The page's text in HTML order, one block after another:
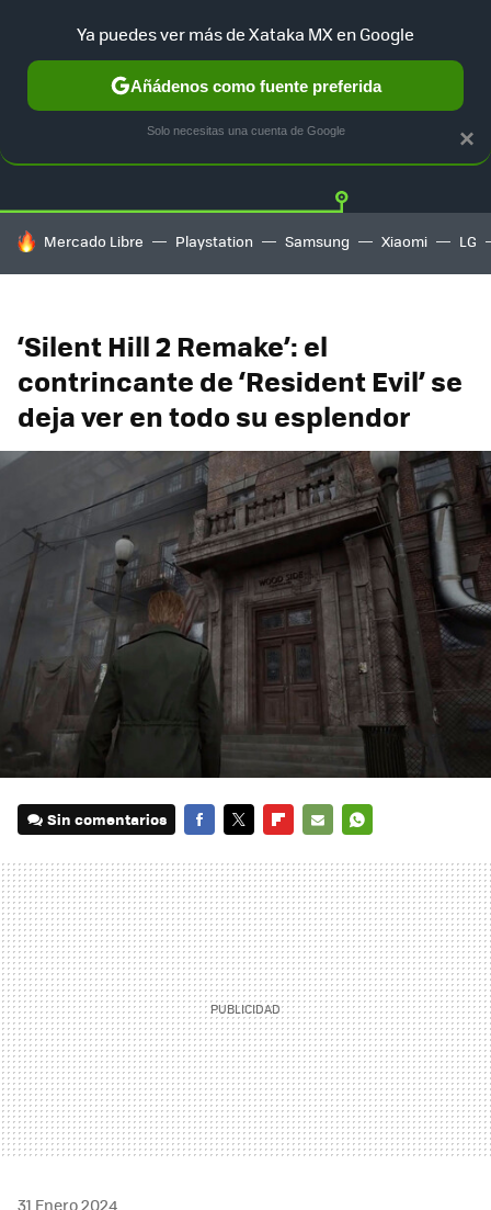
Twitter
HOY SE HABLA DE
Mercado Libre Playstation Samsung Xiaomi LG
‘Silent Hill 2 Remake’: el
contrincante de ‘Resident Evil’ se
deja ver en todo su esplendor
Sin comentarios
MAIL
31 Enero 2024
×
Ya puedes ver más de Xataka MX en Google
Añádenos como fuente preferida
Solo necesitas una cuenta de Google